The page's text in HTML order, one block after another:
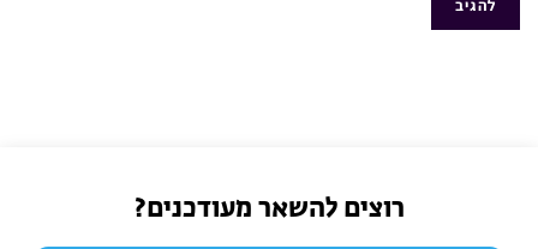
רוצים להשאר מעודכנים?